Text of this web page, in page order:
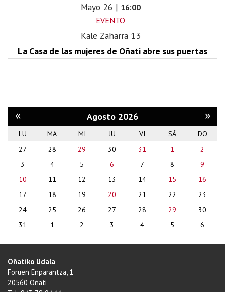
Mayo 26 | 16:00
EVENTO
Kale Zaharra 13
La Casa de las mujeres de Oñati abre sus puertas
« Agosto 2026 »
month-
LU MA MI JU VI SÁ
DO
27
28 29 30 31 1
2
3
4 5 6 7 8
9
10
11 12 13 14 15
16
17
18 19 20 21 22
23
24
25 26 27 28 29
30
31
1 2 3 4 5 6
Oñatiko Udala
Foruen Enparantza, 1
20560 Oñati